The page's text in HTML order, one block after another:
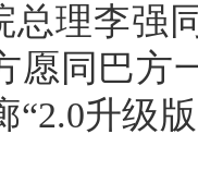
总理李强
愿同巴方
“2.0升级